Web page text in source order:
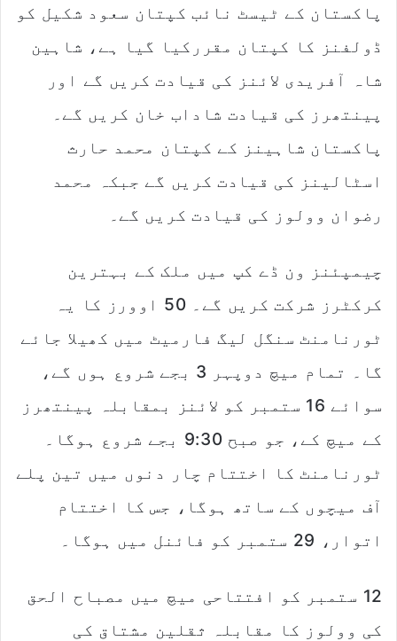
پاکستان کے ٹیسٹ نائب کپتان سعود شکیل کو
ڈولفنز کا کپتان مقررکیا گیا ہے، شاہین
شاہ آفریدی لائنز کی قیادت کریں گے اور
پینتھرز کی قیادت شاداب خان کریں گے۔
پاکستان شاہینز کے کپتان محمد حارث
اسٹالینز کی قیادت کریں گے جبکہ محمد
رضوان وولوز کی قیادت کریں گے۔
چیمپئنز ون ڈے کپ میں ملک کے بہترین
کرکٹرز شرکت کریں گے۔ 50 اوورز کا یہ
ٹورنامنٹ سنگل لیگ فارمیٹ میں کھیلا جائے
گا۔ تمام میچ دوپہر 3 بجے شروع ہوں گے،
سوائے 16 ستمبر کو لائنز بمقابلہ پینتھرز
کے میچ کے، جو صبح 9:30 بجے شروع ہوگا۔
ٹورنامنٹ کا اختتام چار دنوں میں تین پلے
آف میچوں کے ساتھ ہوگا، جس کا اختتام
اتوار، 29 ستمبر کو فائنل میں ہوگا۔
12 ستمبر کو افتتاحی میچ میں مصباح الحق
کی وولوز کا مقابلہ ثقلین مشتاق کی